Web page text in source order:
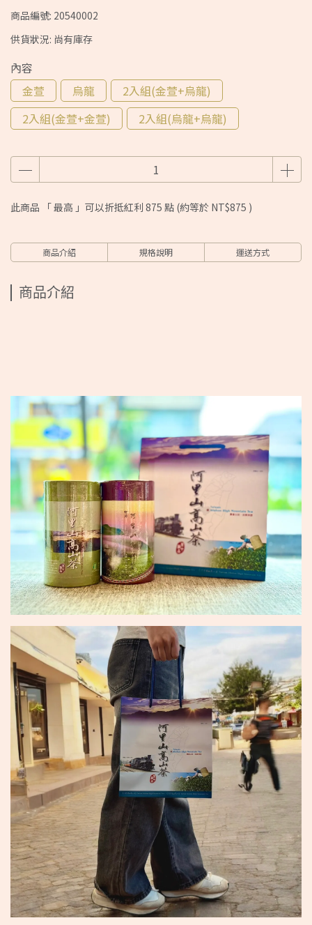
商品編號: 20540002
供貨狀況: 尚有庫存
內容
金萱
烏龍
2入組(金萱+烏龍)
2入組(金萱+金萱)
2入組(烏龍+烏龍)
此商品 「 最高 」可以折抵紅利 875 點 (約等於 NT$875 )
商品介紹 規格說明 運送方式
商品介紹